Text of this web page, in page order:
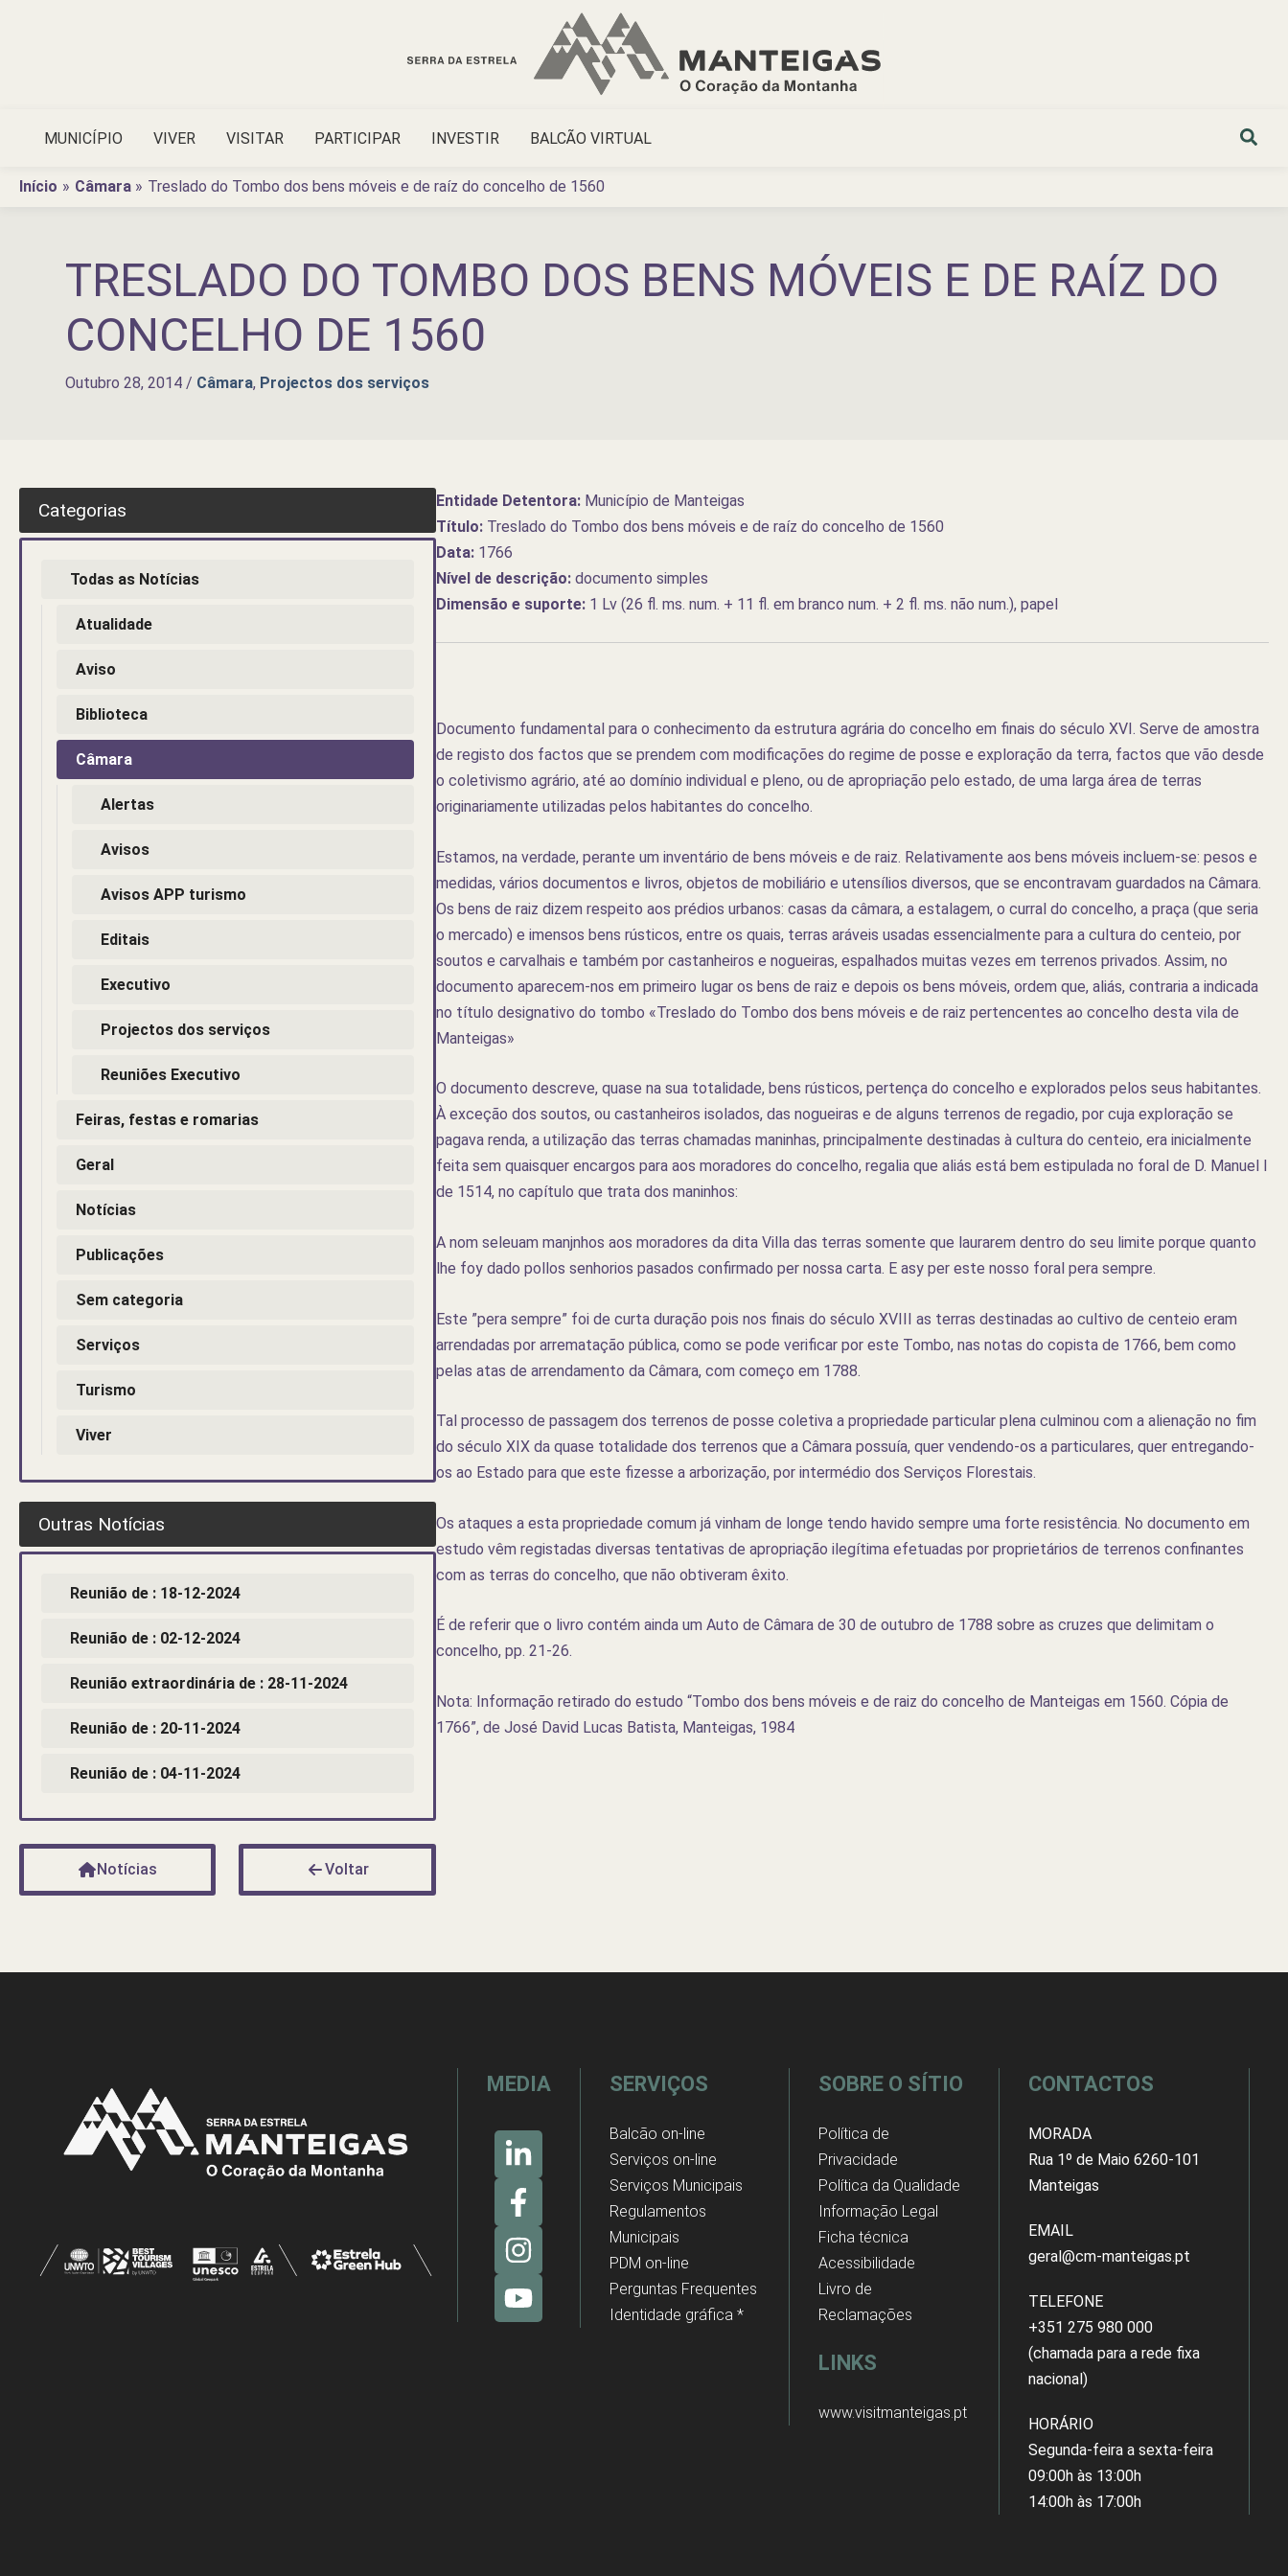
MUNICÍPIO VIVER VISITAR PARTICIPAR INVESTIR BALCÃO VIRTUAL
Início Câmara Treslado do Tombo dos bens móveis e de raíz do concelho de 1560
TRESLADO DO TOMBO DOS BENS MÓVEIS E DE RAÍZ DO
CONCELHO DE 1560
Outubro 28, 2014 / Câmara, Projectos dos serviços
Entidade Detentora:Município de Manteigas
Título:Treslado do Tombo dos bens móveis e de raíz do concelho de 1560
Data:1766
Nível de descrição:documento simples
Dimensão e suporte:1 Lv (26 fl. ms. num. + 11 fl. em branco num. + 2 fl. ms. não num.), papel
Documento fundamental para o conhecimento da estrutura agrária do concelho em finais do século XVI. Serve de amostra
de registo dos factos que se prendem com modificações do regime de posse e exploração da terra, factos que vão desde
o coletivismo agrário, até ao domínio individual e pleno, ou de apropriação pelo estado, de uma larga área de terras
originariamente utilizadas pelos habitantes do concelho.
Estamos, na verdade, perante um inventário de bens móveis e de raiz. Relativamente aos bens móveis incluem-se: pesos e
medidas, vários documentos e livros, objetos de mobiliário e utensílios diversos, que se encontravam guardados na Câmara.
Os bens de raiz dizem respeito aos prédios urbanos: casas da câmara, a estalagem, o curral do concelho, a praça (que seria
o mercado) e imensos bens rústicos, entre os quais, terras aráveis usadas essencialmente para a cultura do centeio, por
soutos e carvalhais e também por castanheiros e nogueiras, espalhados muitas vezes em terrenos privados. Assim, no
documento aparecem-nos em primeiro lugar os bens de raiz e depois os bens móveis, ordem que, aliás, contraria a indicada
no título designativo do tombo «Treslado do Tombo dos bens móveis e de raiz pertencentes ao concelho desta vila de
Manteigas»
O documento descreve, quase na sua totalidade, bens rústicos, pertença do concelho e explorados pelos seus habitantes.
À exceção dos soutos, ou castanheiros isolados, das nogueiras e de alguns terrenos de regadio, por cuja exploração se
pagava renda, a utilização das terras chamadas maninhas, principalmente destinadas à cultura do centeio, era inicialmente
feita sem quaisquer encargos para aos moradores do concelho, regalia que aliás está bem estipulada no foral de D. Manuel I
de 1514, no capítulo que trata dos maninhos:
A nom seleuam manjnhos aos moradores da dita Villa das terras somente que laurarem dentro do seu limite porque quanto
lhe foy dado pollos senhorios pasados confirmado per nossa carta. E asy per este nosso foral pera sempre.
Este ”pera sempre” foi de curta duração pois nos finais do século XVIII as terras destinadas ao cultivo de centeio eram
arrendadas por arrematação pública, como se pode verificar por este Tombo, nas notas do copista de 1766, bem como
pelas atas de arrendamento da Câmara, com começo em 1788.
Tal processo de passagem dos terrenos de posse coletiva a propriedade particular plena culminou com a alienação no fim
do século XIX da quase totalidade dos terrenos que a Câmara possuía, quer vendendo-os a particulares, quer entregando-
os ao Estado para que este fizesse a arborização, por intermédio dos Serviços Florestais.
Os ataques a esta propriedade comum já vinham de longe tendo havido sempre uma forte resistência. No documento em
estudo vêm registadas diversas tentativas de apropriação ilegítima efetuadas por proprietários de terrenos confinantes
com as terras do concelho, que não obtiveram êxito.
É de referir que o livro contém ainda um Auto de Câmara de 30 de outubro de 1788 sobre as cruzes que delimitam o
concelho, pp. 21-26.
Nota: Informação retirado do estudo “Tombo dos bens móveis e de raiz do concelho de Manteigas em 1560. Cópia de
1766”, de José David Lucas Batista, Manteigas, 1984
Categorias
Todas as Notícias
Atualidade
Aviso
Biblioteca
Câmara
Alertas
Avisos
Avisos APP turismo
Editais
Executivo
Projectos dos serviços
Reuniões Executivo
Feiras, festas e romarias
Geral
Notícias
Publicações
Sem categoria
Serviços
Turismo
Viver
Outras Notícias
Reunião de : 18-12-2024
Reunião de : 02-12-2024
Reunião extraordinária de : 28-11-2024
Reunião de : 20-11-2024
Reunião de : 04-11-2024
Notícias Voltar
MEDIA SERVIÇOS
Balcão on-line
Serviços on-line
Serviços Municipais
Regulamentos
Municipais
PDM on-line
Perguntas Frequentes
Identidade gráfica *
SOBRE O SÍTIO
Política de
Privacidade
Política da Qualidade
Informação Legal
Ficha técnica
Acessibilidade
Livro de
Reclamações
LINKS
www.visitmanteigas.pt
CONTACTOS
MORADA
Rua 1º de Maio 6260-101
Manteigas
EMAIL
geral@cm-manteigas.pt
TELEFONE
+351 275 980 000
(chamada para a rede fixa
nacional)
HORÁRIO
Segunda-feira a sexta-feira
09:00h às 13:00h
14:00h às 17:00h